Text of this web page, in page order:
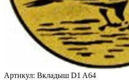
Артикул: Вкладыш D1 A64